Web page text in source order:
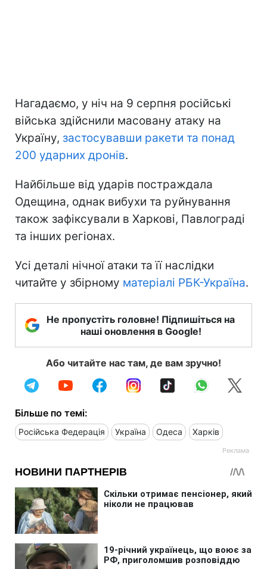
Нагадаємо, у ніч на 9 серпня російські
війська здійснили масовану атаку на
Україну, застосувавши ракети та понад
200 ударних дронів.
Найбільше від ударів постраждала
Одещина, однак вибухи та руйнування
також зафіксували в Харкові, Павлограді
та інших регіонах.
Усі деталі нічної атаки та її наслідки
читайте у збірному матеріалі РБК-Україна.
Не пропустіть головне! Підпишіться на
наші оновлення в Google!
Або читайте нас там, де вам зручно!
Більше по темі:
Російська Федерація Україна Одеса Харків